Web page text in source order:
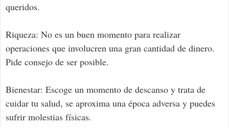
queridos.
Riqueza: No es un buen momento para realizar
operaciones que involucren una gran cantidad de dinero.
Pide consejo de ser posible.
Bienestar: Escoge un momento de descanso y trata de
cuidar tu salud, se aproxima una época adversa y puedes
sufrir molestias físicas.